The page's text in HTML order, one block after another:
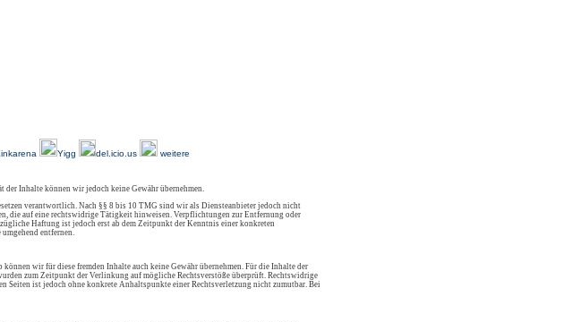
Yigg del.icio.us weitere
Inhalte können wir jedoch keine Gewähr übernehmen.
verantwortlich. Nach §§ 8 bis 10 TMG sind wir als Diensteanbieter jedoch nicht
die auf eine rechtswidrige Tätigkeit hinweisen. Verpflichtungen zur Entfernung oder
Haftung ist jedoch erst ab dem Zeitpunkt der Kenntnis einer konkreten
entfernen.
wir für diese fremden Inhalte auch keine Gewähr übernehmen. Für die Inhalte der
zum Zeitpunkt der Verlinkung auf mögliche Rechtsverstöße überprüft. Rechtswidrige
ist jedoch ohne konkrete Anhaltspunkte einer Rechtsverletzung nicht zumutbar. Bei